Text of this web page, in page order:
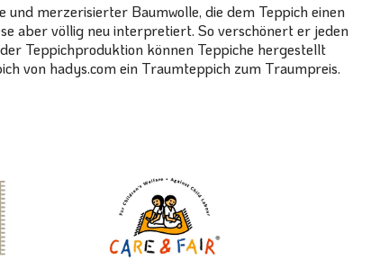
merzerisierter Baumwolle, die dem Teppich einen
aber völlig neu interpretiert. So verschönert er jeden
Teppichproduktion können Teppiche hergestellt
von hadys.com ein Traumteppich zum Traumpreis.